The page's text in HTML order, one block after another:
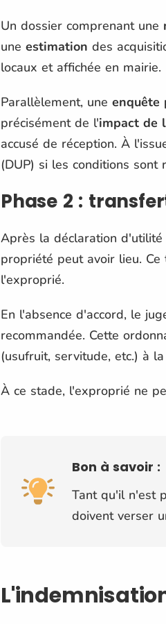
Un dossier comprenant une
une estimation des
locaux et affichée en mairie.
Parallèlement, une enquête
précisément de l'impact de
accusé de réception. À
(DUP) si les conditions sont
Phase 2 :
Après la déclaration
propriété peut avoir lieu.
l'exproprié.
En l'absence d'accord, le
recommandée. Cette
(usufruit, servitude, etc.) à
À ce stade, l'exproprié ne
Bon à savoir :
Tant qu'il n'est
doivent verser